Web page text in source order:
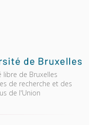
de Bruxelles
de recherche et des
de l'Union